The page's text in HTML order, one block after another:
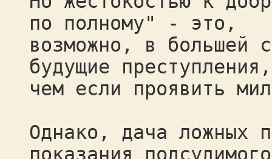
по полному" - это,
возможно, в большей
будущие преступления,
чем если проявить
Однако, дача ложных
показания